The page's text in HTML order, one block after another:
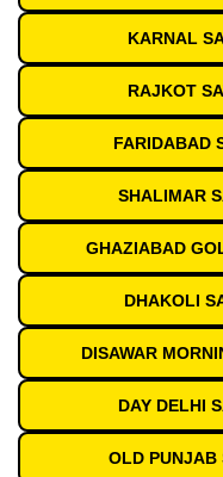
KARNAL
RAJKOT
FARIDABAD
SHALIMAR
GHAZIABAD
DHAKOLI
DISAWAR
DAY DELHI
OLD PUNJAB